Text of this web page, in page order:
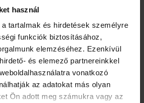
használ
tartalmak és hirdetések személyre
funkciók biztosításához,
elemzéséhez. Ezenkívül
és elemező partnereinkkel
vonatkozó
az adatokat más olyan
Ön adott meg számukra vagy az